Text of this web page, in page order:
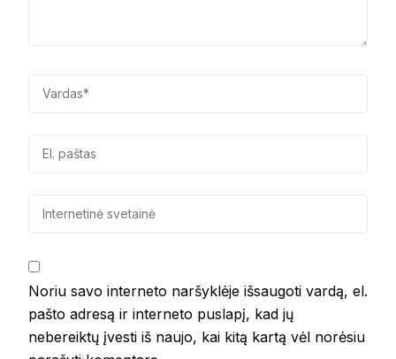
Noriu savo interneto naršyklėje išsaugoti vardą, el.
pašto adresą ir interneto puslapį, kad jų
nebereiktų įvesti iš naujo, kai kitą kartą vėl norėsiu